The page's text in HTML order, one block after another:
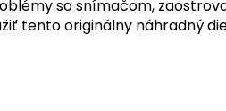
so snímačom,
tento originálny náhradný